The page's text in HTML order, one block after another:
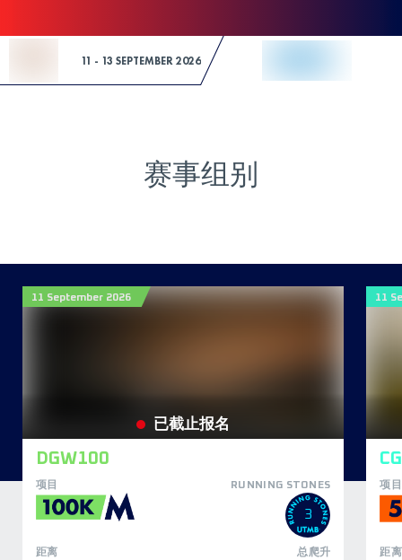
11 - 13 SEPTEMBER 2026
赛事组别
已截止报名
11 September 2026
DGW100
项目 RUNNING STONES
3
距离 总爬升
11
项目
距离